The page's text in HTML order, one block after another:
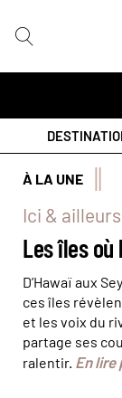
À LA UNE
Ici & ailleurs
Les îles
D’Hawaï aux
ces îles
et les voix du
partage ses
ralentir. En lire